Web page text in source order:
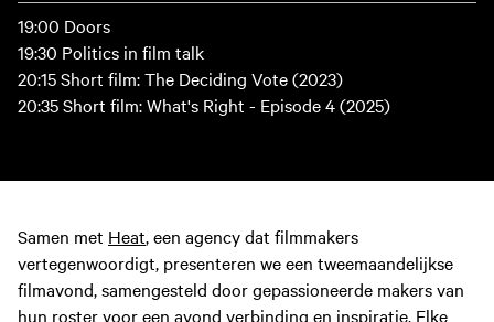
19:00 Doors
19:30 Politics in film talk
20:15 Short film: The Deciding Vote (2023)
20:35 Short film: What's Right - Episode 4 (2025)
Samen met Heat,een agency dat filmmakers
vertegenwoordigt, presenteren we een tweemaandelijkse
filmavond, samengesteld door gepassioneerde makers van
hun roster voor een avond verbinding en inspiratie. Elke